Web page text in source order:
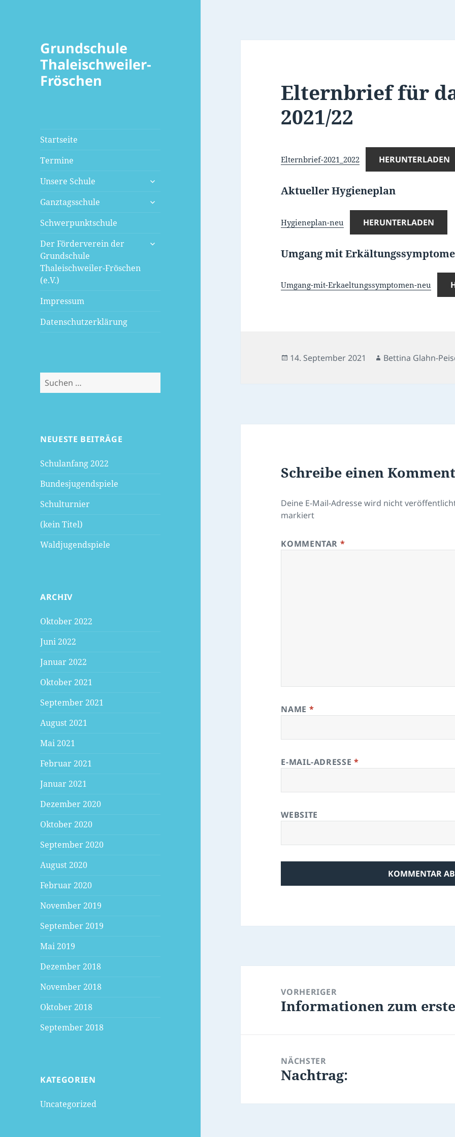
Grundschule
Thaleischweiler-
Fröschen
Startseite
Termine
Unsere Schule
untermenü
Ganztagsschule
untermenü
Schwerpunktschule
Der Förderverein der
Grundschule
Thaleischweiler-Fröschen
(e.V.)
untermenü
Impressum
Datenschutzerklärung
Suchen
nach:
NEUESTE BEITRÄGE
Schulanfang 2022
Bundesjugendspiele
Schulturnier
(kein Titel)
Waldjugendspiele
ARCHIV
Oktober 2022
Juni 2022
Januar 2022
Oktober 2021
September 2021
August 2021
Mai 2021
Februar 2021
Januar 2021
Dezember 2020
Oktober 2020
September 2020
August 2020
Februar 2020
November 2019
September 2019
Mai 2019
Dezember 2018
November 2018
Oktober 2018
September 2018
KATEGORIEN
Uncategorized
Elternbrief für
2021/22
Elternbrief-2021_2022 HERUNTERLADEN
Aktueller Hygieneplan
Hygieneplan-neu HERUNTERLADEN
Umgang mit
Umgang-mit-Erkaeltungssymptomen-neu
Veröffentlicht
14. September 2021 Autor
Bettina Glahn-
Schreibe einen
Deine E-Mail-Adresse wird nicht
markiert
KOMMENTAR *
NAME *
E-MAIL-ADRESSE *
WEBSITE
VORHERIGER
Vorheriger
Informationen zum
NÄCHSTER
Nächster
Nachtrag: